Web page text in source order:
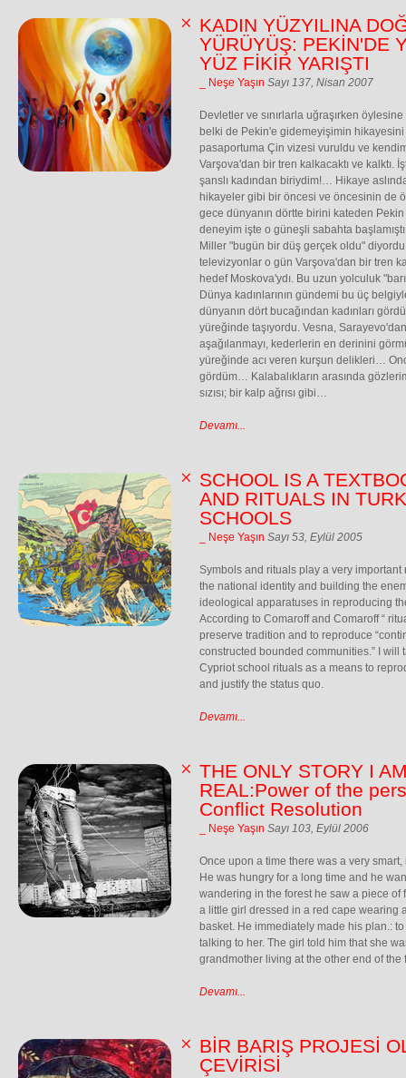
KADIN YÜZYILINA
YÜRÜYÜŞ: PEKİN'DE
YÜZ FİKİR YARIŞTI
_ Neşe Yaşın Sayı 137, Nisan 2007
Devletler ve sınırlarla uğraşırken
belki de Pekin'e gidemeyişimin hikayesini
pasaportuma Çin vizesi vuruldu ve
Varşova'dan bir tren kalkacaktı ve kalktı.
şanslı kadından biriydim!… Hikaye
hikayeler gibi bir öncesi ve öncesinin de
gece dünyanın dörtte birini kateden
deneyim işte o güneşli sabahta
Miller "bugün bir düş gerçek oldu"
televizyonlar o gün Varşova'dan bir tren
hedef Moskova'ydı. Bu uzun yolculuk
Dünya kadınlarının gündemi bu üç
dünyanın dört bucağından kadınları
yüreğinde taşıyordu. Vesna,
aşağılanmayı, kederlerin en derinini
yüreğinde acı veren kurşun delikleri…
gördüm… Kalabalıkların arasında
sızısı; bir kalp ağrısı gibi…
Devamı...
SCHOOL IS A
AND RITUALS IN
SCHOOLS
_ Neşe Yaşın Sayı 53, Eylül 2005
Symbols and rituals play a very
the national identity and building the
ideological apparatuses in reproducing
According to Comaroff and Comaroff “
preserve tradition and to reproduce
constructed bounded communities.” I will
Cypriot school rituals as a means to
and justify the status quo.
Devamı...
THE ONLY STORY I
REAL:Power of the
Conflict Resolution
_ Neşe Yaşın Sayı 103, Eylül 2006
Once upon a time there was a very
He was hungry for a long time and he
wandering in the forest he saw a piece
a little girl dressed in a red cape wearing
basket. He immediately made his plan.:
talking to her. The girl told him that she
grandmother living at the other end of the
Devamı...
BİR BARIŞ PROJESİ
ÇEVİRİSİ